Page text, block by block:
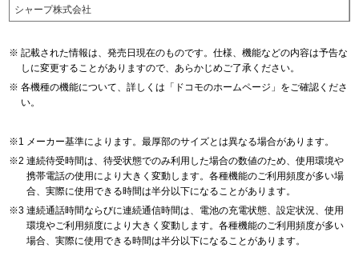
シャープ株式会社
記載された情報は、発売日現在のものです。仕様、機能などの内容は予告な
しに変更することがありますので、あらかじめご了承ください。
各機種の機能について、詳しくは「ドコモのホームページ」をご確認くださ
い。
メーカー基準によります。最厚部のサイズとは異なる場合があります。
連続待受時間は、待受状態でのみ利用した場合の数値のため、使用環境や
携帯電話の使用により大きく変動します。各種機能のご利用頻度が多い場
合、実際に使用できる時間は半分以下になることがあります。
連続通話時間ならびに連続通信時間は、電池の充電状態、設定状況、使用
環境やご利用頻度により大きく変動します。各種機能のご利用頻度が多い
場合、実際に使用できる時間は半分以下になることがあります。